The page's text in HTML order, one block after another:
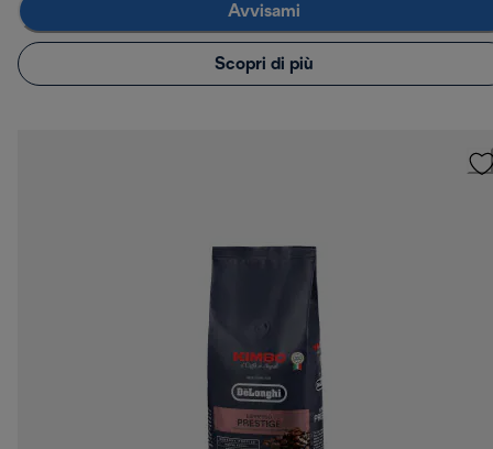
Avvisami
Scopri di più